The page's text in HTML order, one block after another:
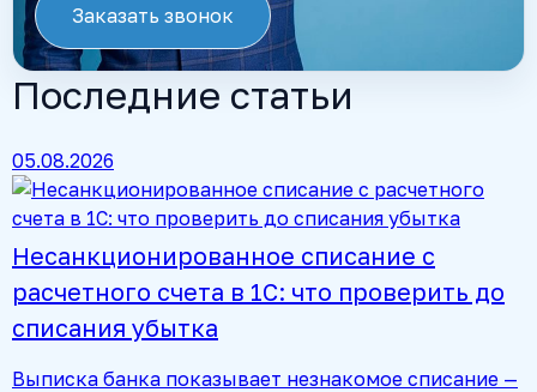
Заказать звонок
Последние статьи
05.08.2026
Несанкционированное списание с
расчетного счета в 1С: что проверить до
списания убытка
Выписка банка показывает незнакомое списание —